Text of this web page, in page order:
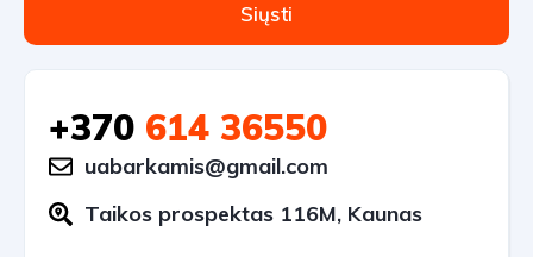
Siųsti
+370 614 36550
uabarkamis@gmail.com
Taikos prospektas 116M, Kaunas